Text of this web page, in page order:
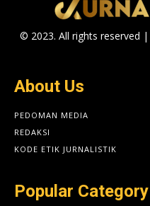
© 2023. All rights reserved |
About Us
PEDOMAN MEDIA
REDAKSI
KODE ETIK JURNALISTIK
Popular Category